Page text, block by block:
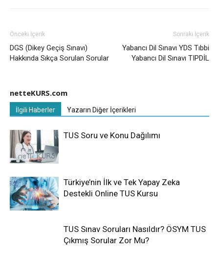
Önceki İçerik
DGS (Dikey Geçiş Sınavı)
Hakkında Sıkça Sorulan Sorular
Sonraki İçerik
Yabancı Dil Sınavı YDS Tıbbi
Yabancı Dil Sınavı TIPDİL
netteKURS.com
İlgili Haberler Yazarın Diğer İçerikleri
TUS Soru ve Konu Dağılımı
Türkiye’nin İlk ve Tek Yapay Zeka
Destekli Online TUS Kursu
TUS Sınav Soruları Nasıldır? ÖSYM TUS
Çıkmış Sorular Zor Mu?